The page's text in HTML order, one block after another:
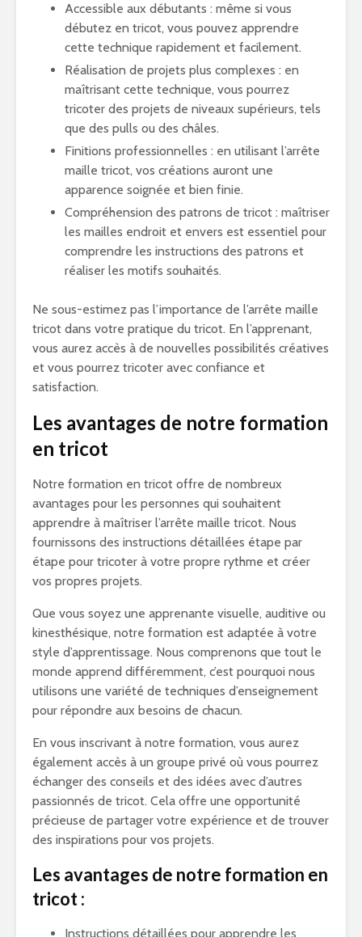
Accessible aux débutants : même si vous
débutez en tricot, vous pouvez apprendre
cette technique rapidement et facilement.
Réalisation de projets plus complexes : en
maîtrisant cette technique, vous pourrez
tricoter des projets de niveaux supérieurs, tels
que des pulls ou des châles.
Finitions professionnelles : en utilisant l’arrête
maille tricot, vos créations auront une
apparence soignée et bien finie.
Compréhension des patrons de tricot : maîtriser
les mailles endroit et envers est essentiel pour
comprendre les instructions des patrons et
réaliser les motifs souhaités.
Ne sous-estimez pas l’importance de l’arrête maille
tricot dans votre pratique du tricot. En l’apprenant,
vous aurez accès à de nouvelles possibilités créatives
et vous pourrez tricoter avec confiance et
satisfaction.
Les avantages de notre formation
en tricot
Notre formation en tricot offre de nombreux
avantages pour les personnes qui souhaitent
apprendre à maîtriser l’arrête maille tricot. Nous
fournissons des instructions détaillées étape par
étape pour tricoter à votre propre rythme et créer
vos propres projets.
Que vous soyez une apprenante visuelle, auditive ou
kinesthésique, notre formation est adaptée à votre
style d’apprentissage. Nous comprenons que tout le
monde apprend différemment, c’est pourquoi nous
utilisons une variété de techniques d’enseignement
pour répondre aux besoins de chacun.
En vous inscrivant à notre formation, vous aurez
également accès à un groupe privé où vous pourrez
échanger des conseils et des idées avec d’autres
passionnés de tricot. Cela offre une opportunité
précieuse de partager votre expérience et de trouver
des inspirations pour vos projets.
Les avantages de notre formation en
tricot :
Instructions détaillées pour apprendre les